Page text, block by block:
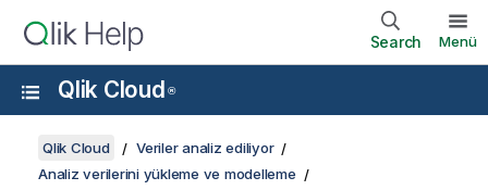
Search Menü
Qlik Cloud ®
Qlik Cloud
Veriler analiz ediliyor
Analiz verilerini yükleme ve modelleme